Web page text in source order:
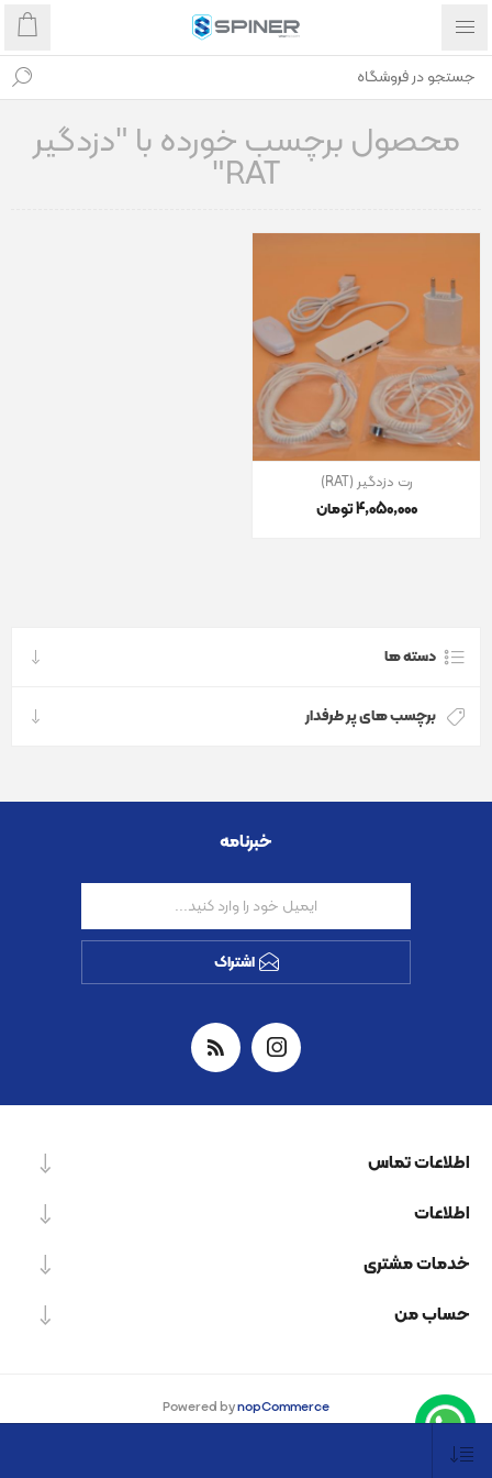
محصول برچسب خورده با "دزدگیر
RAT"
رت دزدگیر (RAT)
4٬050٬000 تومان
دسته ها
برچسب های پر طرفدار
خبرنامه
اشتراک
اطلاعات تماس
اطلاعات
خدمات مشتری
حساب من
Powered bynopCommerce
Designed byNop-Templates.com